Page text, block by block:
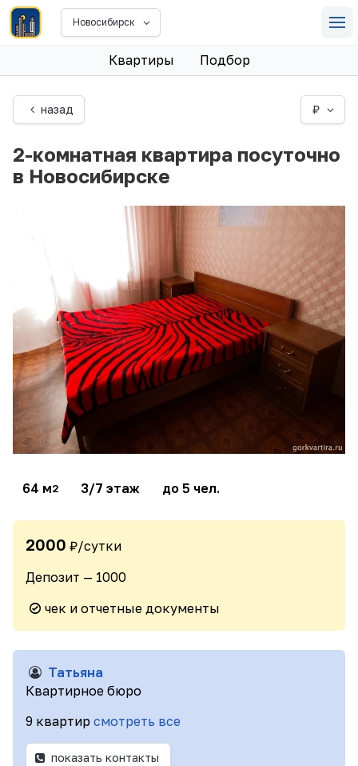
Новосибирск
Квартиры Подбор
назад ₽
2-комнатная квартира посуточно
в Новосибирске
64 м2 3/7 этаж до 5 чел.
2000 ₽/сутки
Депозит — 1000
чек и отчетные документы
Татьяна
Квартирное бюро
9 квартир смотреть все
показать контакты